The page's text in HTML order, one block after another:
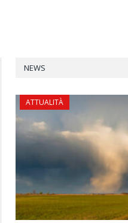
NEWS
ATTUALITÀ